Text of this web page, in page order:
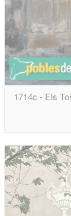
1714c - Els